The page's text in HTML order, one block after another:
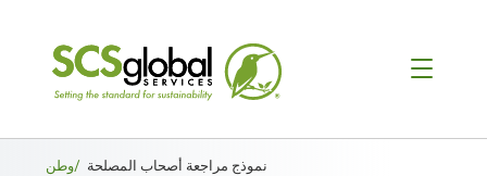
وطن/ نموذج مراجعة أصحاب المصلحة